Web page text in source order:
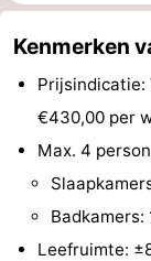
Route
Parkeren
Reisboekenwinkel
Nieuws
Kenmerken
Prijsindicatie:
€430,00
Max. 4
Badkamers:
Leefruimte: